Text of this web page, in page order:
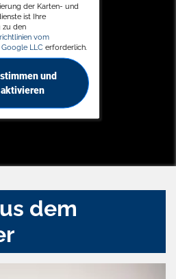
der Karten- und
ist Ihre
zu den
vom
LLC erforderlich.
und
aktivieren
dem